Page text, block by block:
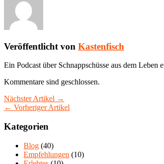
Veröffentlicht von Kastenfisch
Ein Podcast über Schnappschüsse aus dem
Kommentare sind geschlossen.
Nächster Artikel →
← Vorheriger Artikel
Kategorien
Blog (40)
Empfehlungen (10)